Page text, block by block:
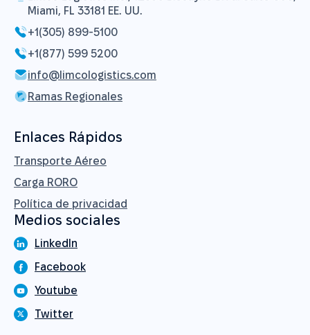
Miami, FL 33181 EE. UU.
+1(305) 899-5100
+1(877) 599 5200
info@limcologistics.com
Ramas Regionales
Enlaces Rápidos
Transporte Aéreo
Carga RORO
Política de privacidad
Medios sociales
LinkedIn
Facebook
Youtube
Twitter